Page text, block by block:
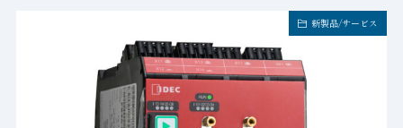
新製品/サービス